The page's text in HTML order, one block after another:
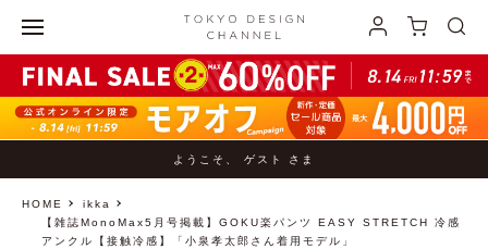
ようこそ、 ゲスト さま
HOME
ikka
【雑誌MonoMax5月号掲載】GOKU楽パンツ EASY STRETCH 冷感
アンクル【接触冷感】「小泉孝太郎さん着用モデル」